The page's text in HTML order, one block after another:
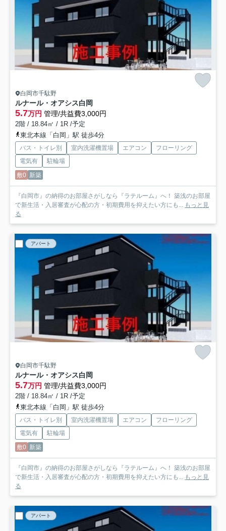
白岡市千駄野
ルナール・オアシス白岡
5.7万円 管理/共益費3,000円
2階 / 18.84㎡ / 1R /予定
東北本線「白岡」駅 徒歩4分
バス・トイレ別 室内洗濯機置場 エアコン
フローリング
電気有
駐輪場
敷0 新築
『白岡市』の納得のお部屋さがしなら『ラテルーム』へ！ 築浅のお部屋
で新生活・入居審査が心配の方・初期費用を抑えたい方にも... もっと見
る
アパート
白岡市千駄野
ルナール・オアシス白岡
5.7万円 管理/共益費3,000円
2階 / 18.84㎡ / 1R /予定
東北本線「白岡」駅 徒歩4分
バス・トイレ別 室内洗濯機置場 エアコン
フローリング
電気有
駐輪場
敷0 新築
『白岡市』の納得のお部屋さがしなら『ラテルーム』へ！ 築浅のお部屋
で新生活・入居審査が心配の方・初期費用を抑えたい方にも... もっと見
る
アパート